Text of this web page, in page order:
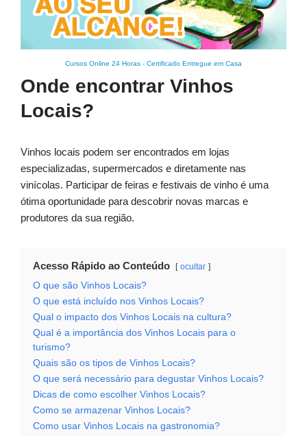
Cursos Online 24 Horas - Certificado Entregue em Casa
Onde encontrar Vinhos
Locais?
Vinhos locais podem ser encontrados em lojas
especializadas, supermercados e diretamente nas
vinícolas. Participar de feiras e festivais de vinho é uma
ótima oportunidade para descobrir novas marcas e
produtores da sua região.
Acesso Rápido ao Conteúdo ocultar
O que são Vinhos Locais?
O que está incluído nos Vinhos Locais?
Qual o impacto dos Vinhos Locais na cultura?
Qual é a importância dos Vinhos Locais para o
turismo?
Quais são os tipos de Vinhos Locais?
O que será necessário para degustar Vinhos Locais?
Dicas de como escolher Vinhos Locais?
Como se armazenar Vinhos Locais?
Como usar Vinhos Locais na gastronomia?